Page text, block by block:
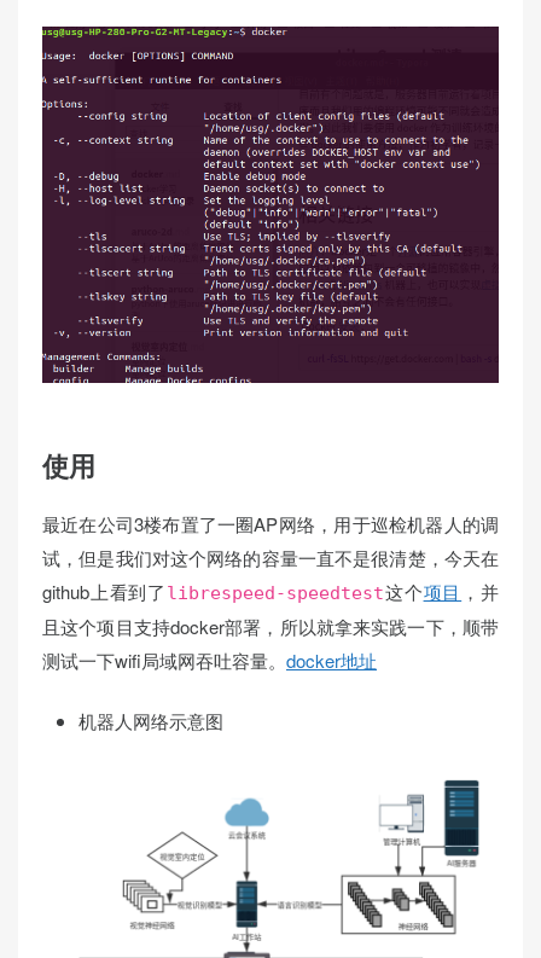
使用
最近在公司3楼布置了一圈AP网络，用于巡检机器人的调
试，但是我们对这个网络的容量一直不是很清楚，今天在
github上看到了 librespeed-speedtest这个项目 ，并
且这个项目支持docker部署，所以就拿来实践一下，顺带
测试一下wifi局域网吞吐容量。 docker地址
机器人网络示意图